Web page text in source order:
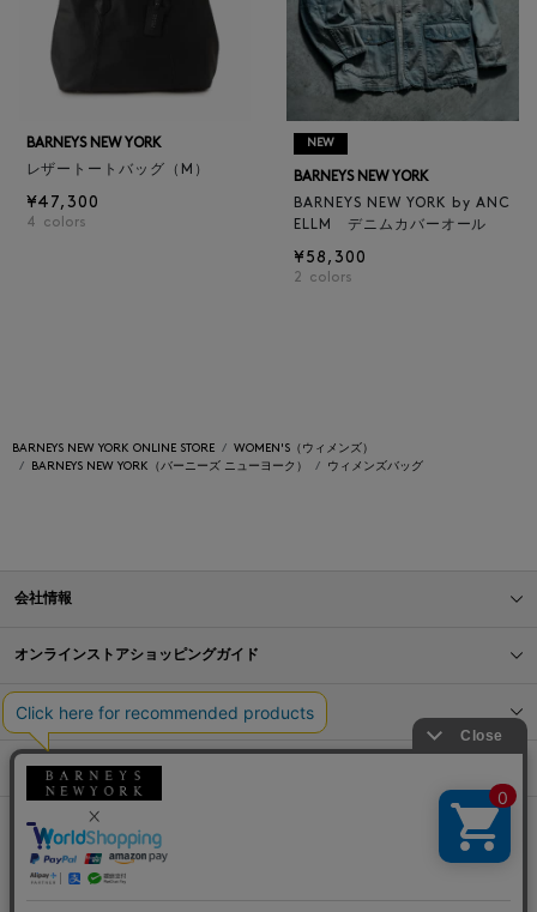
BARNEYS NEW YORK
レザートートバッグ（M）
¥47,300
4 colors
NEW
BARNEYS NEW YORK
BARNEYS NEW YORK by ANC
ELLM デニムカバーオール
¥58,300
2 colors
BARNEYS NEW YORK ONLINE STORE
WOMEN'S（ウィメンズ）
BARNEYS NEW YORK（バーニーズ ニューヨーク）
ウィメンズバッグ
会社情報
オンラインストアショッピングガイド
店舗情報
サービス